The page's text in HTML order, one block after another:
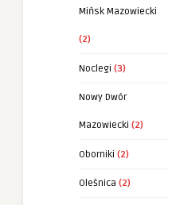
Mińsk Mazowiecki
(2)
Noclegi (3)
Nowy Dwór
Mazowiecki (2)
Oborniki (2)
Oleśnica (2)